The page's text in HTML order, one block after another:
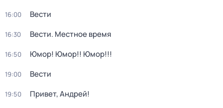
16:00 Вести
16:30 Вести. Местное время
16:50 Юмор! Юмор!! Юмор!!!
19:00 Вести
19:50 Привет, Андрей!